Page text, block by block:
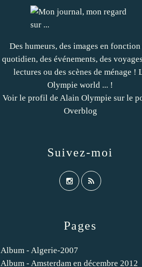
Pages
Album - Algerie-2007
Album - Amsterdam en décembre 2012
Des humeurs, des images en fonction
quotidien, des événements, des
lectures ou des scènes de ménage !
Olympie world ... !
Voir le profil de Alain Olympie sur le
Overblog
Suivez-moi